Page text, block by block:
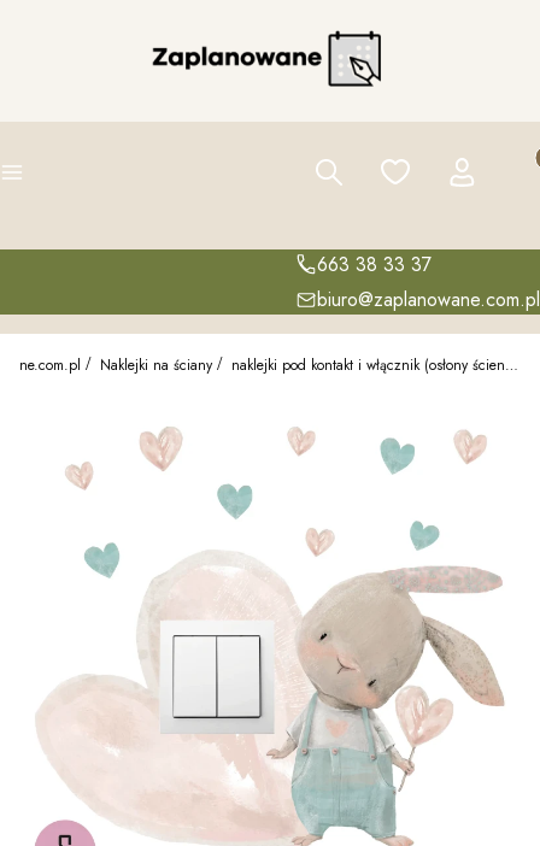
Menu Szukaj Ulubione Zaloguj się
663 38 33 37
biuro@zaplanowane.com.pl
Naklejki na ściany naklejki pod kontakt i włącznik (osłony ścienne)